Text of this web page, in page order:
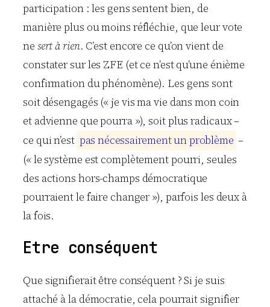
participation : les gens sentent bien, de
manière plus ou moins réfléchie, que leur vote
ne sert à rien. C’est encore ce qu’on vient de
constater sur les ZFE (et ce n’est qu’une énième
confirmation du phénomène). Les gens sont
soit désengagés (« je vis ma vie dans mon coin
et advienne que pourra »), soit plus radicaux –
ce qui n’est pas nécessairementunproblème –
(« le système est complètement pourri, seules
des actions hors-champs démocratique
pourraient le faire changer »), parfois les deux à
la fois.
Etre conséquent
Que signifierait être conséquent ? Si je suis
attaché à la démocratie, cela pourrait signifier